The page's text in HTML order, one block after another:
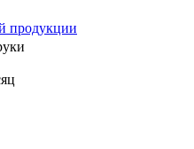
продукции